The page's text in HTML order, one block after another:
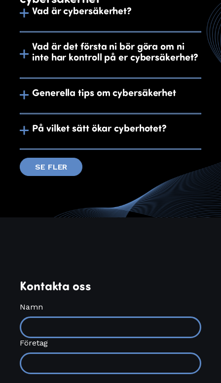
Vad är cybersäkerhet?
Vad är det första ni bör göra om ni
inte har kontroll på er cybersäkerhet?
Generella tips om cybersäkerhet
På vilket sätt ökar cyberhotet?
SE FLER
Kontakta oss
Namn
Företag